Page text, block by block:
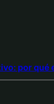
por qué